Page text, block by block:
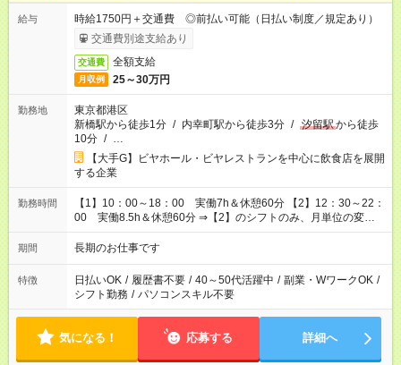
給与
時給1750円＋交通費 ◎前払い可能（日払い制度／規定あり）
交通費別途支給あり
交通費 全額支給
月収例 25～30万円
勤務地
東京都港区
新橋駅から徒歩1分 / 内幸町駅から徒歩3分 / 汐留駅から徒歩
10分 / …
【大手G】ビヤホール・ビヤレストランを中心に飲食店を展開
する企業
勤務時間
【1】10：00～18：00 実働7h＆休憩60分 【2】12：30～22：
00 実働8.5h＆休憩60分 ⇒【2】のシフトのみ、月単位の変形
労働制：160～177.1h/月（超過分は別途全額支給） ★時短相談
OK（6h～）
期間 長期のお仕事です
特徴 日払いOK / 履歴書不要 / 40～50代活躍中 / 副業・WワークOK /
シフト勤務 / パソコンスキル不要
気になる！ 応募する 詳細へ